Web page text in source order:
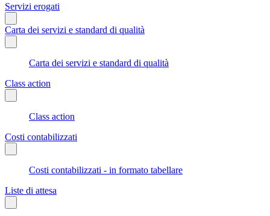
Servizi erogati
Carta dei servizi e standard di qualità
Carta dei servizi e standard di qualità
Class action
Class action
Costi contabilizzati
Costi contabilizzati - in formato tabellare
Liste di attesa